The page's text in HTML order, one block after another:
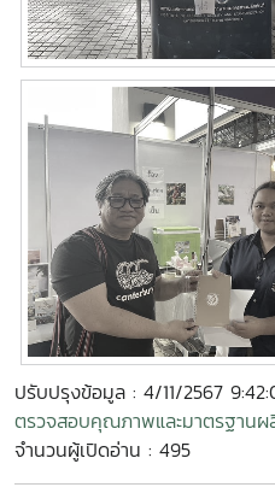
ปรับปรุงข้อมูล : 4/11/2567
ตรวจสอบคุณภาพและมาตรฐาน
จำนวนผู้เปิดอ่าน : 495